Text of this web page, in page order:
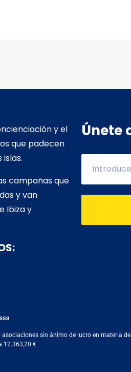
y el
que padecen
campañas que
y van
Ibiza y
Únete
sin ánimo de lucro en materia
12.363,20 €